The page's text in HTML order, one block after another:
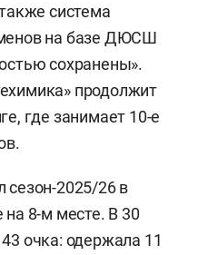
система
на базе ДЮСШ
сохранены».
продолжит
где занимает 10-е
сезон-2025/26 в
на 8-м месте. В 30
очка: одержала 11